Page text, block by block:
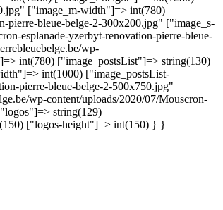
["image_m-width"]=> int(780)
pierre-bleue-belge-2-300x200.jpg" ["image_s-
esplanade-yzerbyt-renovation-pierre-bleue-
wp-
int(780) ["image_postsList"]=> string(130)
int(1000) ["image_postsList-
pierre-bleue-belge-2-500x750.jpg"
wp-content/uploads/2020/07/Mouscron-
string(129)
["logos-height"]=> int(150) } }